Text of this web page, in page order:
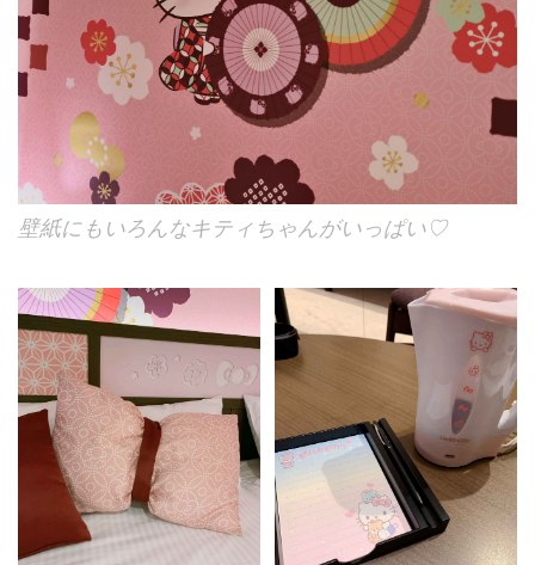
壁紙にもいろんなキティちゃんがいっぱい♡